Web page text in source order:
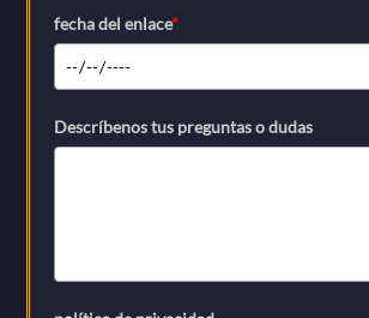
fecha del enlace*
Descríbenos tus preguntas o dudas